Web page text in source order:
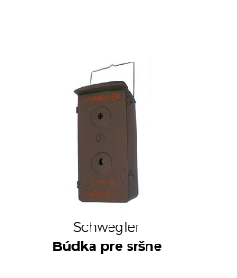
Schwegler
Búdka pre sršne